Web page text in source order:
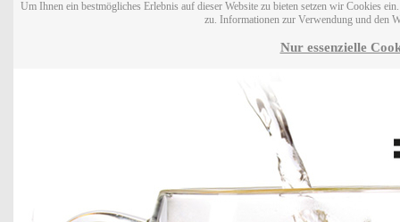
Um Ihnen ein bestmögliches Erlebnis auf dieser Website zu bieten setzen wir Cookies
zu. Informationen zur Verwendung und den
Nur essenzielle